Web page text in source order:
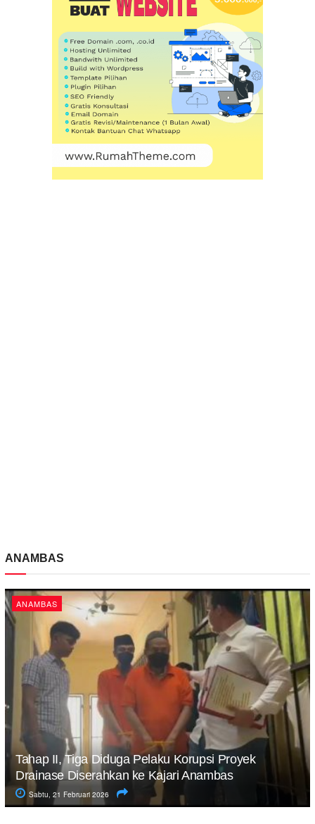
ANAMBAS
ANAMBAS
Tahap II, Tiga Diduga Pelaku Korupsi Proyek
Drainase Diserahkan ke Kajari Anambas
Sabtu, 21 Februari 2026